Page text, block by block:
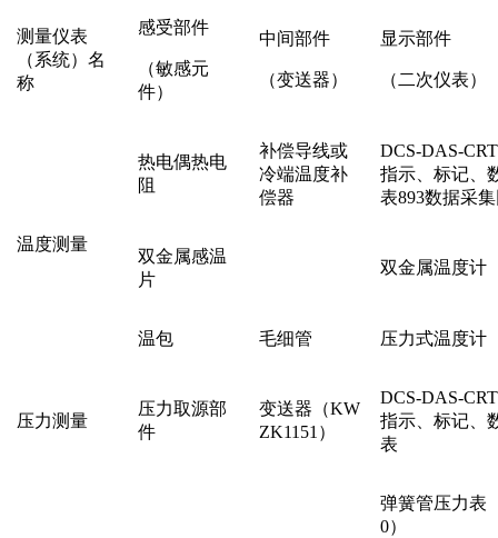
测量仪表
（系统）名
称
感受部件
（敏感元
件）
中间部件
（变送器）
显示部件
（二次仪表）
温度测量
热电偶热电
阻
补偿导线或
冷端温度补
偿器
DCS-DAS-
指示、标记、
表893数据采
双金属感温
片
双金属温度计
温包 毛细管 压力式温度计
压力测量
压力取源部
件
变送器（KW
ZK1151）
DCS-DAS-
指示、标记、
表
弹簧管压力表
0）